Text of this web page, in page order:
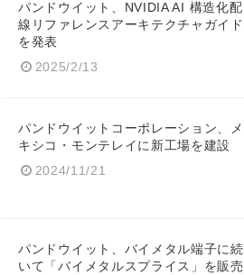
パンドウイット、NVIDIA AI 構造化配
線リファレンスアーキテクチャガイド
を発表
2025/2/13
パンドウイットコーポレーション、メ
キシコ・モンテレイに新工場を建設
2024/11/21
パンドウイット、バイメタル端子に続
いて「バイメタルスプライス」を販売